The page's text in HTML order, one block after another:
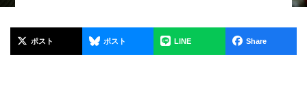
ポスト ポスト LINE Share